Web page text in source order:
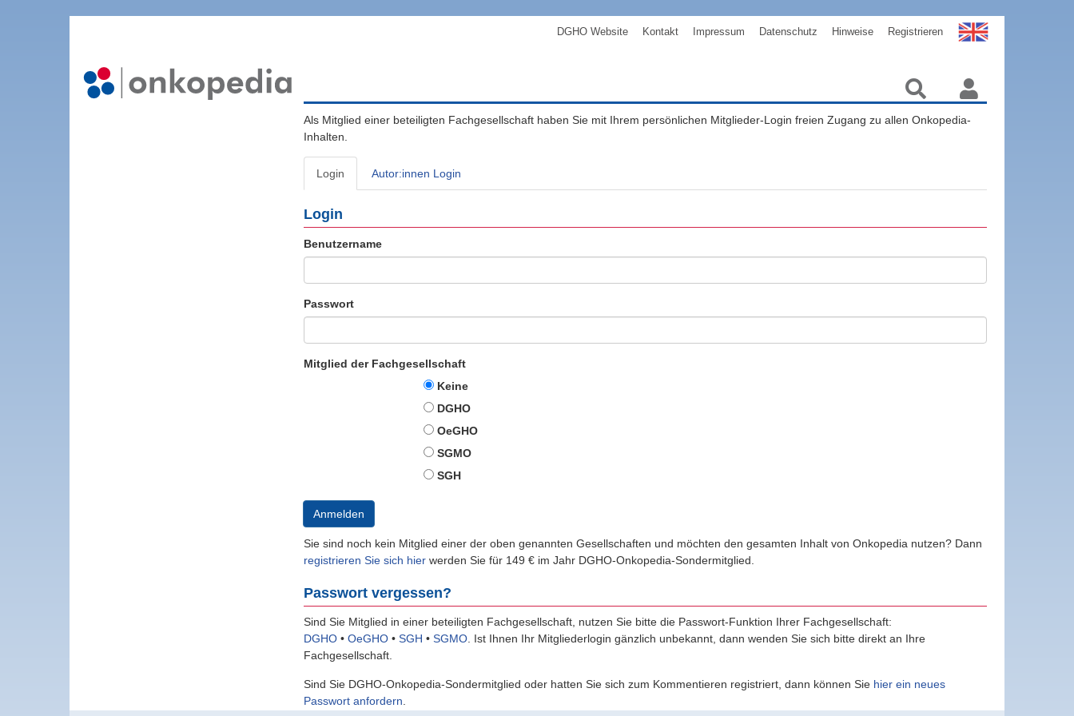
DGHO Website Kontakt Impressum Datenschutz Hinweise Registrieren
Als Mitglied einer beteiligten Fachgesellschaft haben Sie mit Ihrem persönlichen Mitglieder-Login freien Zugang zu allen Onkopedia-
Inhalten.
Login Autor:innen Login
Login
Benutzername
Passwort
Mitglied der Fachgesellschaft
Keine
DGHO
OeGHO
SGMO
SGH
Anmelden
Sie sind noch kein Mitglied einer der oben genannten Gesellschaften und möchten den gesamten Inhalt von Onkopedia nutzen? Dann
registrieren Sie sich hier werden Sie für 149 € im Jahr DGHO-Onkopedia-Sondermitglied.
Passwort vergessen?
Sind Sie Mitglied in einer beteiligten Fachgesellschaft, nutzen Sie bitte die Passwort-Funktion Ihrer Fachgesellschaft:
DGHO • OeGHO • SGH • SGMO Ist Ihnen Ihr Mitgliederlogin gänzlich unbekannt, dann wenden Sie sich bitte direkt an Ihre
Fachgesellschaft.
Sind Sie DGHO-Onkopedia-Sondermitglied oder hatten Sie sich zum Kommentieren registriert, dann können Sie hier ein neues
Passwort anfordern